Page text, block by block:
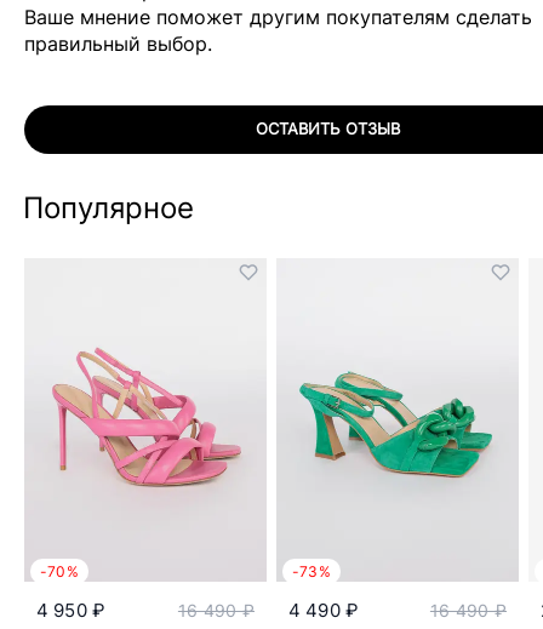
Ваше мнение поможет другим покупателям сделать
правильный выбор.
ОСТАВИТЬ ОТЗЫВ
Популярное
-70%
4 950 ₽ 16 490 ₽
-73%
4 490 ₽ 16 490 ₽